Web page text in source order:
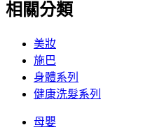
相關分類
美妝
施巴
身體系列
健康洗髮系列
母嬰